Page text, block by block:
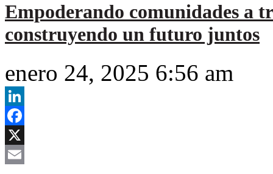
Empoderando comunidades a
construyendo un futuro juntos
enero 24, 2025 6:56 am
LinkedIn
Facebook
X